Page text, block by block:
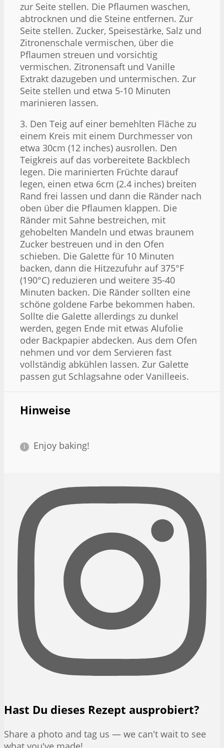
zur Seite stellen. Die Pflaumen waschen,
abtrocknen und die Steine entfernen. Zur
Seite stellen. Zucker, Speisestärke, Salz und
Zitronenschale vermischen, über die
Pflaumen streuen und vorsichtig
vermischen. Zitronensaft und Vanille
Extrakt dazugeben und untermischen. Zur
Seite stellen und etwa 5-10 Minuten
marinieren lassen.
3. Den Teig auf einer bemehlten Fläche zu
einem Kreis mit einem Durchmesser von
etwa 30cm (12 inches) ausrollen. Den
Teigkreis auf das vorbereitete Backblech
legen. Die marinierten Früchte darauf
legen, einen etwa 6cm (2.4 inches) breiten
Rand frei lassen und dann die Ränder nach
oben über die Pflaumen klappen. Die
Ränder mit Sahne bestreichen, mit
gehobelten Mandeln und etwas braunem
Zucker bestreuen und in den Ofen
schieben. Die Galette für 10 Minuten
backen, dann die Hitzezufuhr auf 375°F
(190°C) reduzieren und weitere 35-40
Minuten backen. Die Ränder sollten eine
schöne goldene Farbe bekommen haben.
Sollte die Galette allerdings zu dunkel
werden, gegen Ende mit etwas Alufolie
oder Backpapier abdecken. Aus dem Ofen
nehmen und vor dem Servieren fast
vollständig abkühlen lassen. Zur Galette
passen gut Schlagsahne oder Vanilleeis.
Hinweise
Enjoy baking!
Hast Du dieses Rezept ausprobiert?
Share a photo and tag us — we can't wait to see